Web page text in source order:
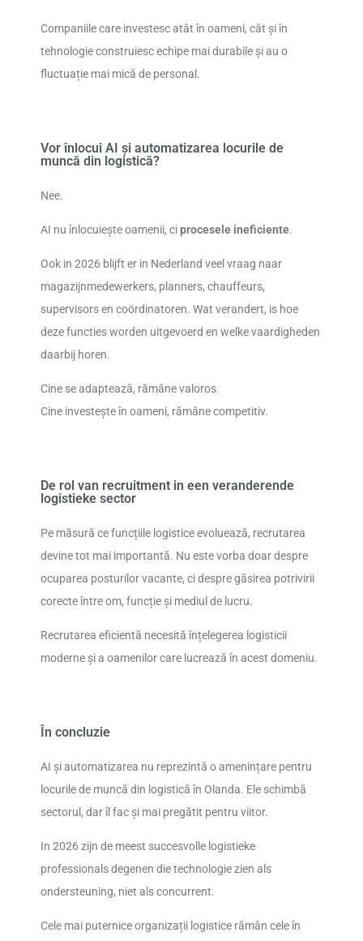
Companiile care investesc atât în oameni, cât și în
tehnologie construiesc echipe mai durabile și au o
fluctuație mai mică de personal.
Vor înlocui AI și automatizarea locurile de
muncă din logistică?
Nee.
AI nu înlocuiește oamenii, ciprocesele ineficiente.
Ook in 2026 blijft er in Nederland veel vraag naar
magazijnmedewerkers, planners, chauffeurs,
supervisors en coördinatoren. Wat verandert, is hoe
deze functies worden uitgevoerd en welke vaardigheden
daarbij horen.
Cine se adaptează, rămâne valoros.
Cine investește în oameni, rămâne competitiv.
De rol van recruitment in een veranderende
logistieke sector
Pe măsură ce funcțiile logistice evoluează, recrutarea
devine tot mai importantă. Nu este vorba doar despre
ocuparea posturilor vacante, ci despre găsirea potrivirii
corecte între om, funcție și mediul de lucru.
Recrutarea eficientă necesită înțelegerea logisticii
moderne și a oamenilor care lucrează în acest domeniu.
În concluzie
AI și automatizarea nu reprezintă o amenințare pentru
locurile de muncă din logistică în Olanda. Ele schimbă
sectorul, dar îl fac și mai pregătit pentru viitor.
In 2026 zijn de meest succesvolle logistieke
professionals degenen die technologie zien als
ondersteuning, niet als concurrent.
Cele mai puternice organizații logistice rămân cele în